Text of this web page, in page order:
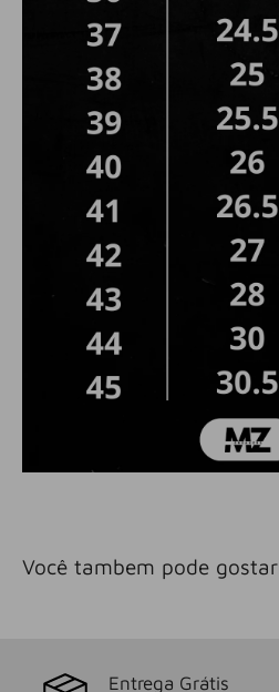
Você tambem pode gostar
Entrega Grátis